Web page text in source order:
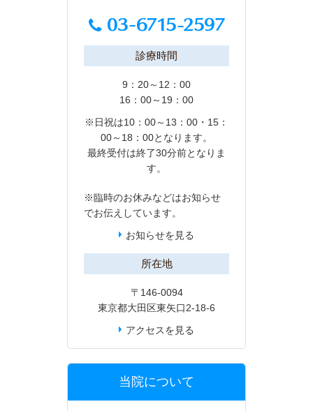
診療時間
9：20～12：00
16：00～19：00
※日祝は10：00～13：00・15：
00～18：00となります。
最終受付は終了30分前となりま
す。
※臨時のお休みなどはお知らせ
でお伝えしています。
お知らせを見る
所在地
〒146-0094
東京都大田区東矢口2-18-6
アクセスを見る
当院について